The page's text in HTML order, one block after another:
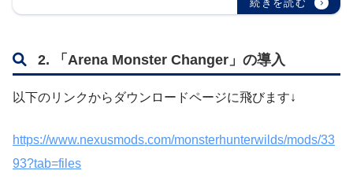
2. 「Arena Monster Changer」の導入
以下のリンクからダウンロードページに飛びます↓
https://www.nexusmods.com/monsterhunterwilds/mods/33
93?tab=files